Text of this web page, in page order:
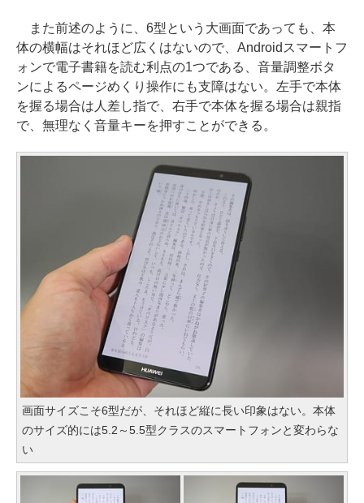
また前述のように、6型という大画面であっても、本
体の横幅はそれほど広くはないので、Androidスマートフ
ォンで電子書籍を読む利点の1つである、音量調整ボタ
ンによるページめくり操作にも支障はない。左手で本体
を握る場合は人差し指で、右手で本体を握る場合は親指
で、無理なく音量キーを押すことができる。
画面サイズこそ6型だが、それほど縦に長い印象はない。本体
のサイズ的には5.2～5.5型クラスのスマートフォンと変わらな
い